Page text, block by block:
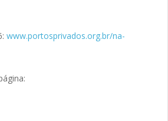
www.portosprivados.org.br/na-